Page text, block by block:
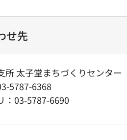
せ先
所 太子堂まちづくりセンター
5787-6368
：03-5787-6690